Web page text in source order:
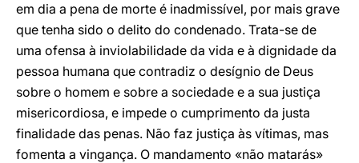
em dia a pena de morte é inadmissível, por mais grave
que tenha sido o delito do condenado. Trata-se de
uma ofensa à inviolabilidade da vida e à dignidade da
pessoa humana que contradiz o desígnio de Deus
sobre o homem e sobre a sociedade e a sua justiça
misericordiosa, e impede o cumprimento da justa
finalidade das penas. Não faz justiça às vítimas, mas
fomenta a vingança. O mandamento «não matarás»